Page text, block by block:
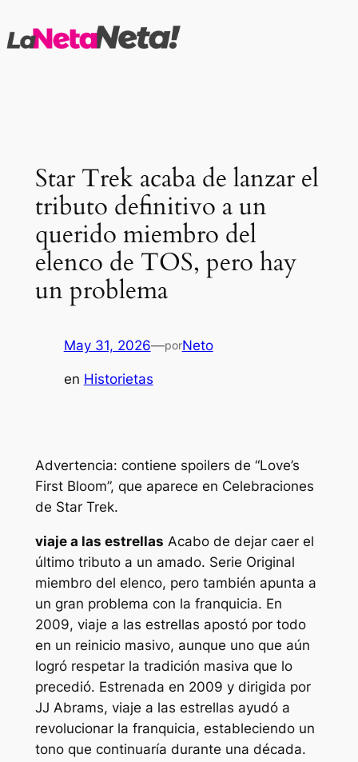
al
Star Trek acaba de lanzar el
tributo definitivo a un
querido miembro del
elenco de TOS, pero hay
un problema
May 31, 2026—porNeto
en Historietas
Advertencia: contiene spoilers de “Love’s
First Bloom”, que aparece en Celebraciones
de Star Trek.
viaje a las estrellas Acabo de dejar caer el
último tributo a un amado. Serie Original
miembro del elenco, pero también apunta a
un gran problema con la franquicia. En
2009, viaje a las estrellas apostó por todo
en un reinicio masivo, aunque uno que aún
logró respetar la tradición masiva que lo
precedió. Estrenada en 2009 y dirigida por
JJ Abrams, viaje a las estrellas ayudó a
revolucionar la franquicia, estableciendo un
tono que continuaría durante una década.